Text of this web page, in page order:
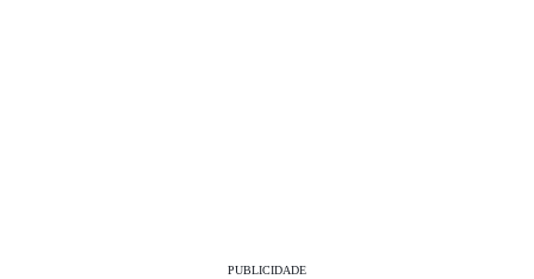
PUBLICIDADE